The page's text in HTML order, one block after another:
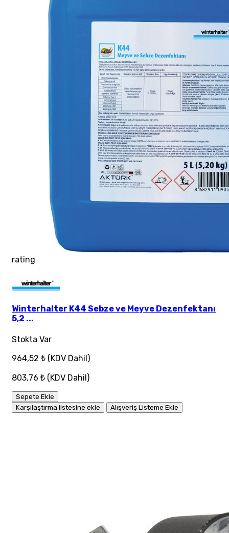
rating
Winterhalter K44 Sebze ve Meyve Dezenfektanı
5,2 ...
Stokta Var
964,52 ₺ (KDV Dahil)
803,76 ₺ (KDV Dahil)
Sepete Ekle
Karşılaştırma listesine ekle
Alışveriş Listeme Ekle